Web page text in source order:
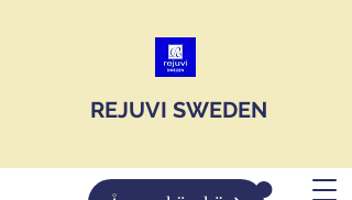
JOIN US
REJUVI SWEDEN